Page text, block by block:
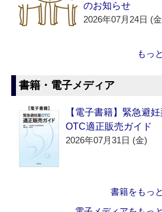
のお知らせ
2026年07月24日 (
もっ
書籍・電子メディア
【電子書籍】緊急避
OTC適正販売ガイド
2026年07月31日 (金)
書籍をもっ